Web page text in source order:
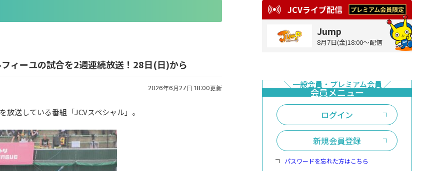
ィーユの試合を2週連続放送！28日(日)から
2026年6月27日 18:00更新
送している番組「JCVスペシャル」。
JCVライブ配信
Jump
8月7日(金)18:00～配信
ログイン
新規会員登録
パスワードを忘れた方はこちら